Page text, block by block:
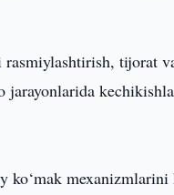
tijorat